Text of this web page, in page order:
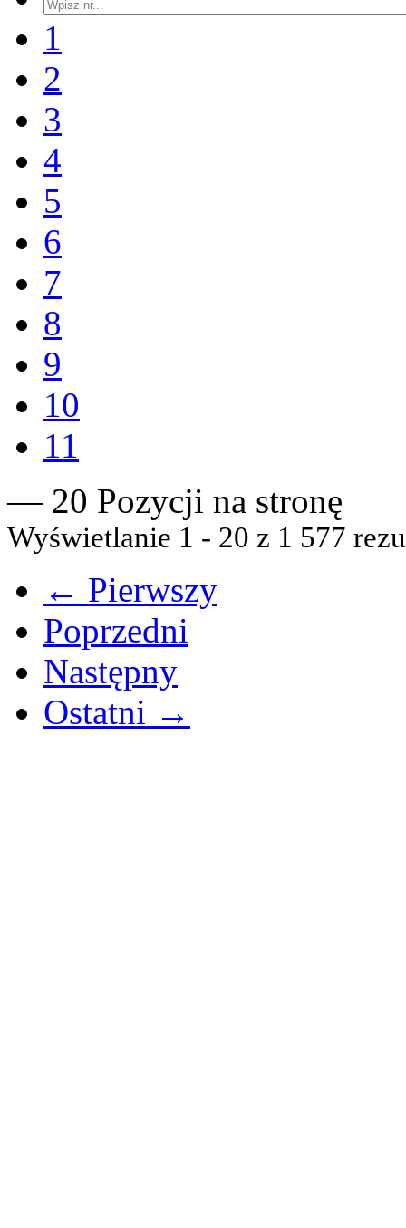
1
2
3
4
5
6
7
8
9
10
11
— 20 Pozycji na stronę
Wyświetlanie 1 - 20 z 1 577
← Pierwszy
Poprzedni
Następny
Ostatni →